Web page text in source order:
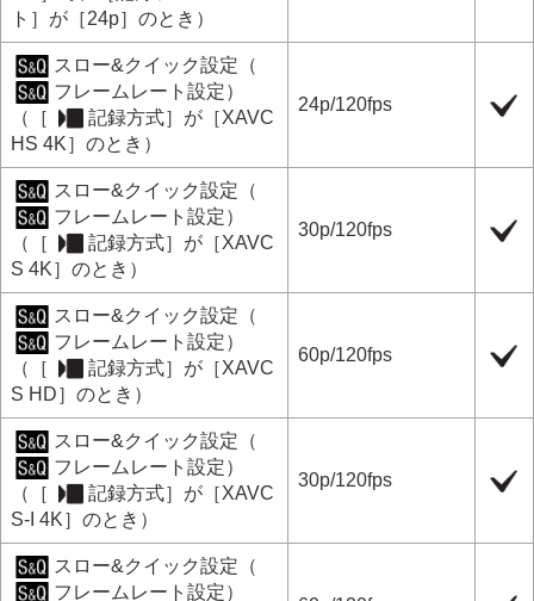
ト］ が ［24p］ のとき）
スロー&クイック設定 （
フレームレート設定）
（［
記録方式］が［XAVC
HS 4K］のとき）
24p/120fps
スロー&クイック設定 （
フレームレート設定）
（［
記録方式］が［XAVC
S 4K］のとき）
30p/120fps
スロー&クイック設定 （
フレームレート設定）
（［
記録方式］が［XAVC
S HD］のとき）
60p/120fps
スロー&クイック設定 （
フレームレート設定）
（［
記録方式］が［XAVC
S-I 4K］のとき）
30p/120fps
スロー&クイック設定 （
フレームレート設定）